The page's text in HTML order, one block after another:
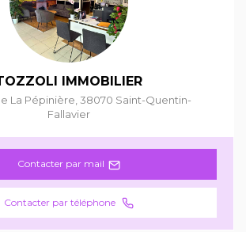
IMMOBILIER
La Pépinière,38070 Saint-Quentin-
Fallavier
Contacter par mail
Contacter par téléphone